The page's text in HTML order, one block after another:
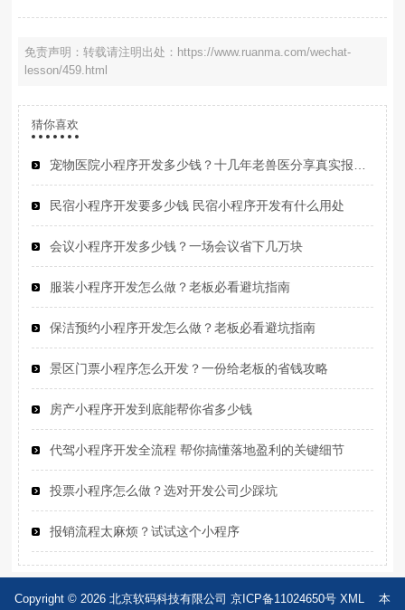
免责声明：转载请注明出处：https://www.ruanma.com/wechat-
lesson/459.html
猜你喜欢
宠物医院小程序开发多少钱？十几年老兽医分享真实报价避坑经验
民宿小程序开发要多少钱 民宿小程序开发有什么用处
会议小程序开发多少钱？一场会议省下几万块
服装小程序开发怎么做？老板必看避坑指南
保洁预约小程序开发怎么做？老板必看避坑指南
景区门票小程序怎么开发？一份给老板的省钱攻略
房产小程序开发到底能帮你省多少钱
代驾小程序开发全流程 帮你搞懂落地盈利的关键细节
投票小程序怎么做？选对开发公司少踩坑
报销流程太麻烦？试试这个小程序
Copyright © 2026 北京软码科技有限公司 京ICP备11024650号 XML 本